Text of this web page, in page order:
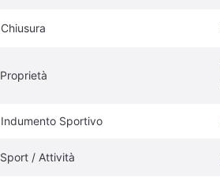
Chiusura
Proprietà
Indumento Sportivo
Sport / Attività